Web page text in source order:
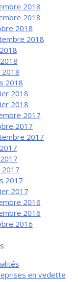
Services aux
Innovation /
Investir en
Services-
2018
2018
2018
2018
2018
2018
2018
2018
2017
2017
2017
2017
2017
2017
2016
2016
2016
en vedette